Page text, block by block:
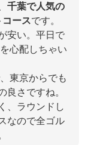
千葉で人気の
コースです。
安い。平日で
心配しちゃい
東京からでも
良さですね。
、ラウンドし
なので全ゴル